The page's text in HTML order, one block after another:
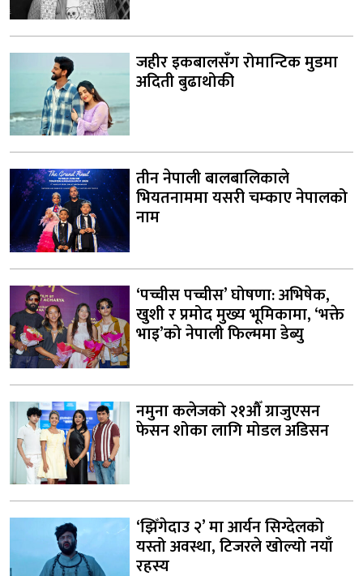
जहीर इकबालसँग रोमान्टिक मुडमा
अदिती बुढाथोकी
तीन नेपाली बालबालिकाले
भियतनाममा यसरी चम्काए नेपालको
नाम
‘पच्चीस पच्चीस’ घोषणा: अभिषेक,
खुशी र प्रमोद मुख्य भूमिकामा, ‘भक्ते
भाइ’को नेपाली फिल्ममा डेब्यु
नमुना कलेजको २१औँ ग्राजुएसन
फेसन शोका लागि मोडल अडिसन
‘झिँगेदाउ २’ मा आर्यन सिग्देलको
यस्तो अवस्था, टिजरले खोल्यो नयाँ
रहस्य